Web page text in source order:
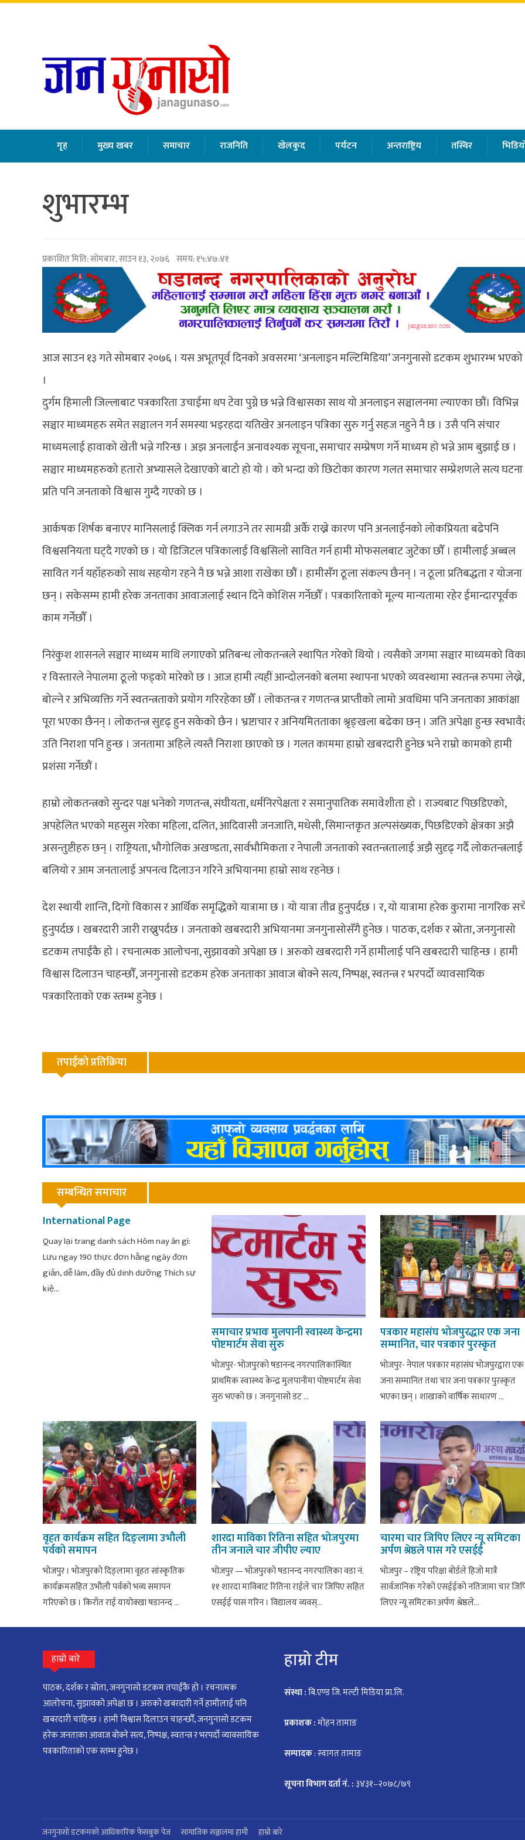
गृह मुख्य खबर समाचार राजनिति खेलकुद पर्यटन अन्तराष्ट्रिय तस्विर
शुभारम्भ
प्रकाशित मिति:सोमबार, साउन १३, २०७६ समय: १५:४७:४१
आज साउन १३ गते सोमबार २०७६ । यस अभूतपूर्व दिनको अवसरमा ‘अनलाइन मल्टिमिडिया’ जनगुनासो डटकम शुभारम्भ
।
दुर्गम हिमाली जिल्लाबाट पत्रकारिता उचाईमा थप टेवा पुग्ने छ भन्ने विश्वासका साथ यो अनलाइन सञ्चालनमा ल्याएका छौं। विभिन्न
सञ्चार माध्यमहरु समेत सञ्चालन गर्न समस्या भइरहदा यतिखेर अनलाइन पत्रिका सुरु गर्नु सहज नहुने नै छ । उसै पनि संचार
माध्यमलाई हावाको खेती भन्ने गरिन्छ । अझ अनलाईन अनावश्यक सूचना, समाचार सम्प्रेषण गर्ने माध्यम हो भन्ने आम बुझाई छ ।
सञ्चार माध्यमहरुको हतारो अभ्यासले देखाएको बाटो हो यो । को भन्दा को छिटोका कारण गलत समाचार सम्प्रेशणले सत्य घटना
प्रति पनि जनताको विश्वास गुम्दै गएको छ ।
आर्कषक शिर्षक बनाएर मानिसलाई क्लिक गर्न लगाउने तर सामग्री अर्कै राख्ने कारण पनि अनलाईनको लोकप्रियता बढेपनि
विश्वसनियता घट्दै गएको छ । यो डिजिटल पत्रिकालाई विश्वसिलो सावित गर्न हामी मोफसलबाट जुटेका छौँ । हामीलाई अब्बल
सावित गर्न यहाँहरुको साथ सहयोग रहने नै छ भन्ने आशा राखेका छौं । हामीसँग ठूला संकल्प छैनन् । न ठूला प्रतिबद्धता र योजना
छन् । सकेसम्म हामी हरेक जनताका आवाजलाई स्थान दिने कोशिस गर्नेछौँ । पत्रकारिताको मूल्य मान्यतामा रहेर ईमान्दारपूर्वक
काम गर्नेछौँ ।
निरंकुश शासनले सञ्चार माध्यम माथि लगाएको प्रतिबन्ध लोकतन्त्रले स्थापित गरेको थियो । त्यसैको जगमा सञ्चार माध्यमको
र विस्तारले नेपालमा ठूलो फड्को मारेको छ । आज हामी त्यहीं आन्दोलनको बलमा स्थापना भएको व्यवस्थामा स्वतन्त्र रुपमा लेख्ने,
बोल्ने र अभिव्यक्ति गर्ने स्वतन्त्रताको प्रयोग गरिरहेका छौँ । लोकतन्त्र र गणतन्त्र प्राप्तीको लामो अवधिमा पनि जनताका आकांक्षा
पूरा भएका छैनन् । लोकतन्त्र सुदृढ् हुन सकेको छैन । भ्रष्टाचार र अनियमितताका श्रृङ्खला बढेका छन् । जति अपेक्षा हुन्छ
उति निराशा पनि हुन्छ । जनतामा अहिले त्यस्तै निराशा छाएको छ । गलत काममा हाम्रो खबरदारी हुनेछ भने राम्रो कामको हामी
प्रशंसा गर्नेछौं ।
हाम्रो लोकतन्त्रको सुन्दर पक्ष भनेको गणतन्त्र, संघीयता, धर्मनिरपेक्षता र समानुपातिक समावेशीता हो । राज्यबाट पिछडिएको,
अपहेलित भएको महसुस गरेका महिला, दलित, आदिवासी जनजाति, मधेसी, सिमान्तकृत अल्पसंख्यक, पिछडिएको क्षेत्रका अझै
असन्तुष्टीहरु छन् । राष्ट्रियता, भौगोलिक अखण्डता, सार्वभौमिकता र नेपाली जनताको स्वतन्त्रतालाई अझै सुदृढ् गर्दै लोकतन्त्रलाई
बलियो र आम जनतालाई अपनत्व दिलाउन गरिने अभियानमा हाम्रो साथ रहनेछ ।
देश स्थायी शान्ति, दिगो विकास र आर्थिक समृद्धिको यात्रामा छ । यो यात्रा तीव्र हुनुपर्दछ । र, यो यात्रामा हरेक कुरामा नागरिक
हुनुपर्दछ । खबरदारी जारी राख्नुपर्दछ । जनताको खबरदारी अभियानमा जनगुनासोसँगै हुनेछ । पाठक, दर्शक र स्रोता, जनगुनासो
डटकम तपाईंकै हो । रचनात्मक आलोचना, सुझावको अपेक्षा छ । अरुको खबरदारी गर्ने हामीलाई पनि खबरदारी चाहिन्छ । हामी
विश्वास दिलाउन चाहन्छौँ, जनगुनासो डटकम हरेक जनताका आवाज बोक्ने सत्य, निष्पक्ष, स्वतन्त्र र भरपर्दो व्यावसायिक
पत्रकारिताको एक स्तम्भ हुनेछ ।
तपाईको प्रतिक्रिया
सम्बन्धित समाचार
International Page
Quay lại trang danh sách Hôm nay ăn gì:
Lưu ngay 190 thực đơn hằng ngày đơn
giản, dễ làm, đầy đủ dinh dưỡng Thích sự
kiệ...
समाचार प्रभावः मुलपानी स्वास्थ्य केन्द्रमा
पोष्टमार्टम सेवा सुरु
भोजपुर- भोजपुरको षडानन्द नगरपालिकास्थित
प्राथमिक स्वास्थ्य केन्द्र मुलपानीमा पोष्टमार्टम सेवा
सुरु भएको छ । जनगुनासो डट ...
पत्रकार महासंघ भोजपुरद्धार एक जना
सम्मानित, चार पत्रकार पुरस्कृत
भोजपुर- नेपाल पत्रकार महासंघ भोजपुरद्वारा एक
जना सम्मानित तथा चार जना पत्रकार पुरस्कृत
भएका छन् । शाखाको वार्षिक साधारण ...
वृहत कार्यक्रम सहित दिङ्लामा उभौली
पर्वको समापन
भोजपुर । भोजपुरको दिङ्लामा वृहत सांस्कृतिक
कार्यक्रमसहित उभौली पर्वको भव्य समापन
गरिएको छ । किराँत राई यायोक्खा षडानन्द ...
शारदा माविका रितिना सहित भोजपुरमा
तीन जनाले चार जीपीए ल्याए
भोजपुर — भोजपुरको षडानन्द नगरपालिका वडा नं.
११ शारदा माविबाट रितिना राईले चार जिपिए सहित
एसईई पास गरिन । विद्यालय व्यवस्...
चारमा चार जिपिए लिएर न्यू समिटका
अर्पण श्रेष्ठले पास गरे एसईई
भोजपुर – रष्ट्रिय परिक्षा बोर्डले हिजो मात्रै
सार्वजानिक गरेको एसईईको नतिजामा चार
लिएर न्यू समिटका अर्पण श्रेष्ठले...
हाम्रो बारे
पाठक, दर्शक र स्रोता, जनगुनासो डटकम तपाईंकै हो । रचनात्मक
आलोचना, सुझावको अपेक्षा छ । अरुको खबरदारी गर्ने हामीलाई पनि
खबरदारी चाहिन्छ । हामी विश्वास दिलाउन चाहन्छौँ, जनगुनासो डटकम
हरेक जनताका आवाज बोक्ने सत्य, निष्पक्ष, स्वतन्त्र र भरपर्दो व्यावसायिक
पत्रकारिताको एक स्तम्भ हुनेछ ।
हाम्रो टीम
संस्था :बि.एण्ड जि. मल्टी मिडिया प्रा.लि.
प्रकाशक :मोहन तामाङ
सम्पादक: स्वागत तामाङ
सूचना विभाग दर्ता नं. : ३४३१–२०७८/७९
जनगुनासो डटकमको आधिकारिक फेसबुक पेज सामाजिक सञ्जालमा हामी हाम्रो बारे